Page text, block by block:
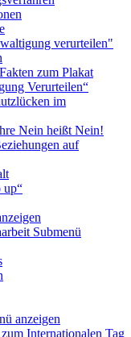
verurteilen"
zum Plakat
Verurteilen“
im
Nein heißt Nein!
auf
up“
Submenü
anzeigen
Internationalen Tag